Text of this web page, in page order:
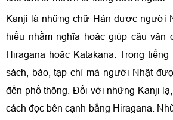
Kanji là những chữ Hán được người
hiểu nhầm nghĩa hoặc giúp câu
Hiragana hoặc Katakana. Trong
sách, báo, tạp chí mà người Nhật
đến phổ thông. Đối với những Kanji
cách đọc bên cạnh bằng Hiragana.